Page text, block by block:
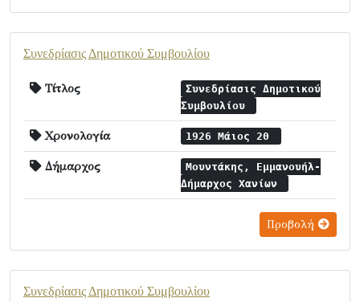
Συνεδρίασις Δημοτικού Συμβουλίου
Τίτλος
Συνεδρίασις Δημοτικού
Συμβουλίου
Χρονολογία 1926 Μάιος 20
Δήμαρχος
Μουντάκης, Εμμανουήλ-
Δήμαρχος Χανίων
Προβολή
Συνεδρίασις Δημοτικού Συμβουλίου